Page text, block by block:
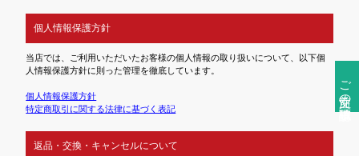
ご注文前の確認事項
個人情報保護方針
当店では、ご利用いただいたお客様の個人情報の取り扱いについて、以下個
人情報保護方針に則った管理を徹底しています。
個人情報保護方針
特定商取引に関する法律に基づく表記
返品・交換・キャンセルについて